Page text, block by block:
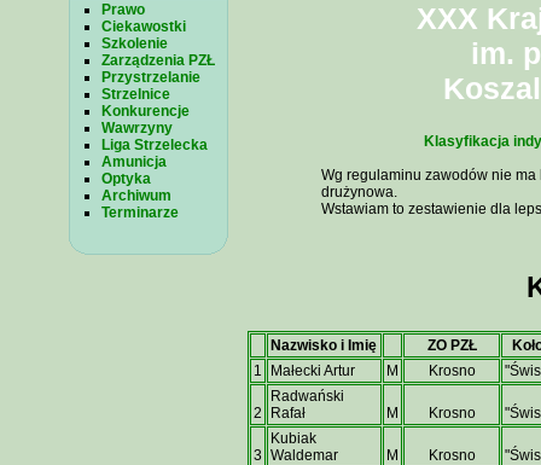
Prawo
Ciekawostki
Szkolenie
Zarządzenia PZŁ
Przystrzelanie
Strzelnice
Konkurencje
Wawrzyny
Liga Strzelecka
Amunicja
Optyka
Archiwum
Terminarze
XXX
im.
Klasyfikacja
Wg regulaminu zawodów nie
drużynowa.
Wstawiam to zestawienie dla
Nazwisko i Imię ZO PZŁ
1
Małecki Artur M Krosno
2
Radwański
Rafał
M Krosno
3
Kubiak
Waldemar
M Krosno